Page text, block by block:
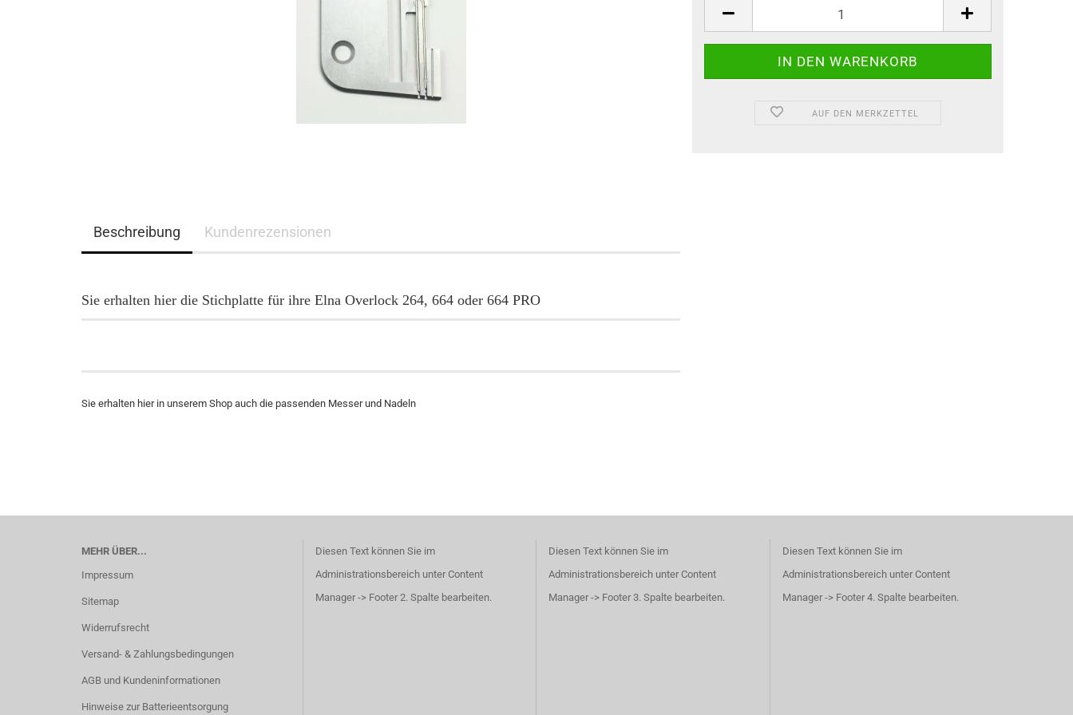
AUF DEN MERKZETTEL
Beschreibung Kundenrezensionen
Sie erhalten hier die Stichplatte für ihre Elna Overlock 264, 664 oder 664 PRO
Sie erhalten hier in unserem Shop auch die passenden Messer und Nadeln
MEHR ÜBER...
Impressum
Sitemap
Widerrufsrecht
Versand- & Zahlungsbedingungen
AGB und Kundeninformationen
Hinweise zur Batterieentsorgung
Diesen Text können Sie im
Administrationsbereich unter Content
Manager -> Footer 2. Spalte bearbeiten.
Diesen Text können Sie im
Administrationsbereich unter Content
Manager -> Footer 3. Spalte bearbeiten.
Diesen Text können Sie im
Administrationsbereich unter Content
Manager -> Footer 4. Spalte bearbeiten.